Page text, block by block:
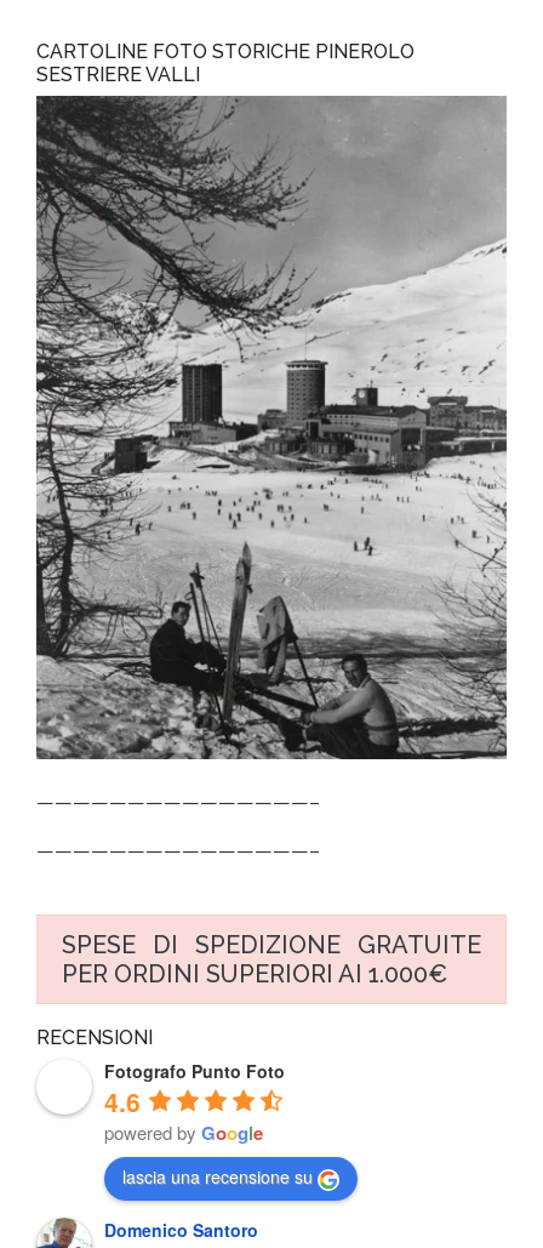
era:
€ 26,00.
è:
€ 19,00.
CARTOLINE FOTO STORICHE PINEROLO
SESTRIERE VALLI
———————————————–
———————————————–
SPESE DI SPEDIZIONE GRATUITE
PER ORDINI SUPERIORI AI 1.000€
RECENSIONI
Fotografo Punto Foto
4.6
powered by Google
lascia una recensione su
Domenico Santoro